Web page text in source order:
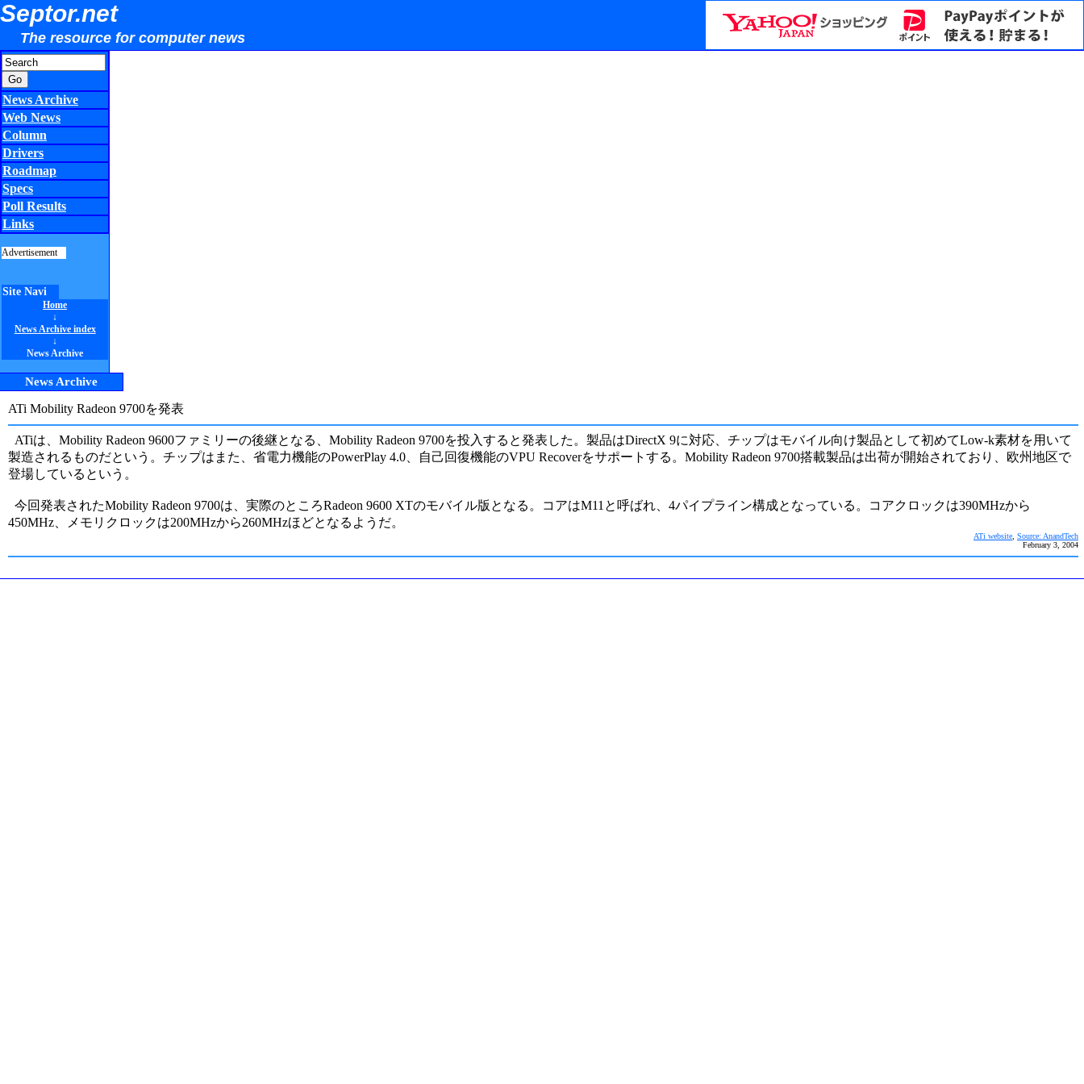
Septor.net
The resource for computer news
News Archive
Web News
Column
Drivers
Roadmap
Specs
Poll Results
Links
Advertisement
Site Navi
Home
↓
News Archive index
↓
News Archive
News Archive
ATi Mobility Radeon 9700を発表
ATiは、Mobility Radeon 9600ファミリーの後継となる、Mobility Radeon 9700を投入すると発表した。製品はDirectX 9に対応、チップはモバイル向け製品として初めてLow-k素材を用いて
製造されるものだという。チップはまた、省電力機能のPowerPlay 4.0、自己回復機能のVPU Recoverをサポートする。Mobility Radeon 9700搭載製品は出荷が開始されており、欧州地区で
登場しているという。
今回発表されたMobility Radeon 9700は、実際のところRadeon 9600 XTのモバイル版となる。コアはM11と呼ばれ、4パイプライン構成となっている。コアクロックは390MHzから
450MHz、メモリクロックは200MHzから260MHzほどとなるようだ。
ATi website Source: AnandTech
February 3, 2004